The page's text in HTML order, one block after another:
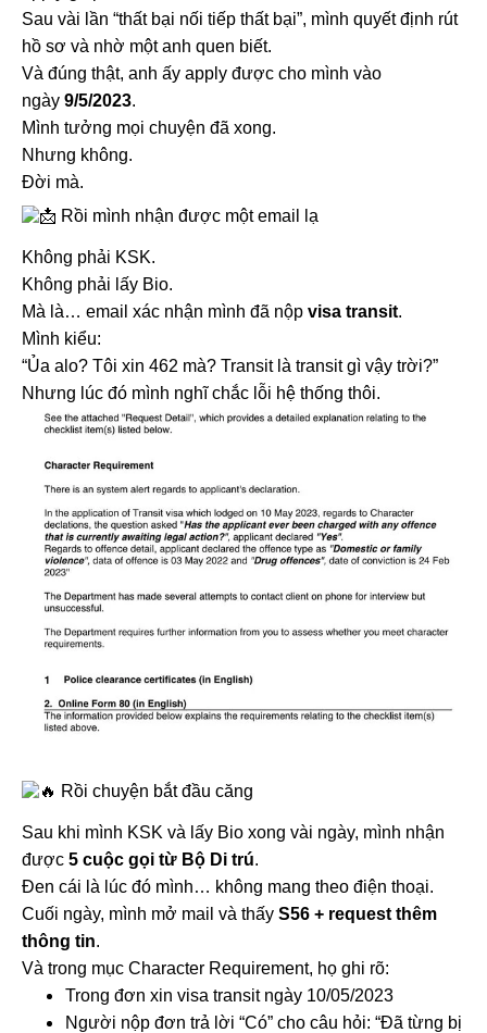
Sau vài lần “thất bại nối tiếp thất bại”, mình quyết định rút
hồ sơ và nhờ một anh quen biết.
Và đúng thật, anh ấy apply được cho mình vào
ngày 9/5/2023.
Mình tưởng mọi chuyện đã xong.
Nhưng không.
Đời mà.
Rồi mình nhận được một email lạ
Không phải KSK.
Không phải lấy Bio.
Mà là… email xác nhận mình đã nộp visa transit.
Mình kiểu:
“Ủa alo? Tôi xin 462 mà? Transit là transit gì vậy trời?”
Nhưng lúc đó mình nghĩ chắc lỗi hệ thống thôi.
Rồi chuyện bắt đầu căng
Sau khi mình KSK và lấy Bio xong vài ngày, mình nhận
được 5 cuộc gọi từ Bộ Di trú.
Đen cái là lúc đó mình… không mang theo điện thoại.
Cuối ngày, mình mở mail và thấy S56 + request thêm
thông tin.
Và trong mục Character Requirement, họ ghi rõ:
Trong đơn xin visa transit ngày 10/05/2023
Người nộp đơn trả lời “Có” cho câu hỏi: “Đã từng bị